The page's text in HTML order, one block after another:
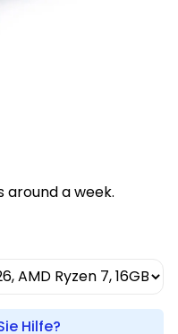
around a week.
Hilfe?